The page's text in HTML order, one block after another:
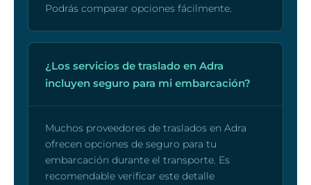
Podrás comparar opciones fácilmente.
¿Los servicios de traslado en Adra
incluyen seguro para mi embarcación?
Muchos proveedores de traslados en Adra
ofrecen opciones de seguro para tu
embarcación durante el transporte. Es
recomendable verificar este detalle